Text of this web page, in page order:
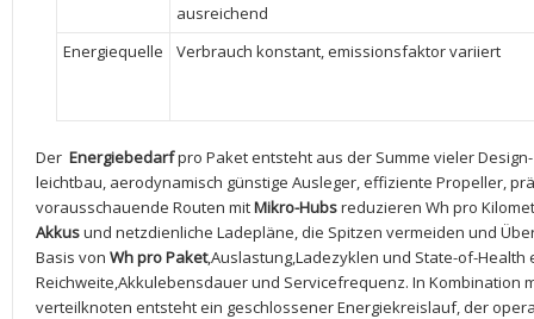
ausreichend
Energiequelle
Verbrauch konstant, emissionsfaktor variiert
Der ⁢ Energiebedarfpro Paket entsteht aus⁣ der Summe vieler
leichtbau, aerodynamisch günstige Ausleger, effiziente Propeller,
‌vorausschauende ⁤Routen mitMikro-Hubsreduzieren Wh⁣ pro
Akkusund netzdienliche Ladepläne, die‌ Spitzen vermeiden ​und
Basis von Wh pro ⁣Paket,Auslastung,Ladezyklen und State-of-
Reichweite,Akkulebensdauer ⁣und Servicefrequenz. In⁢ Kombination
verteilknoten entsteht ein geschlossener Energiekreislauf,⁢ der